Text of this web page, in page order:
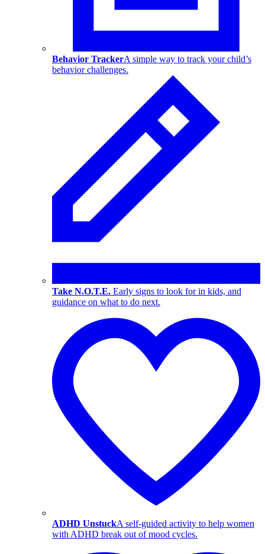
Behavior TrackerA simple way to track your child’s
behavior challenges.
Take N.O.T.E. Early signs to look for in kids, and
guidance on what to do next.
ADHD UnstuckA self-guided activity to help women
with ADHD break out of mood cycles.